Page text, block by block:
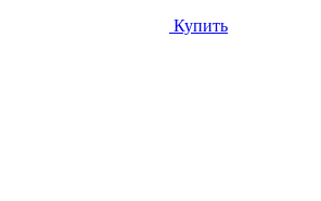
Купить